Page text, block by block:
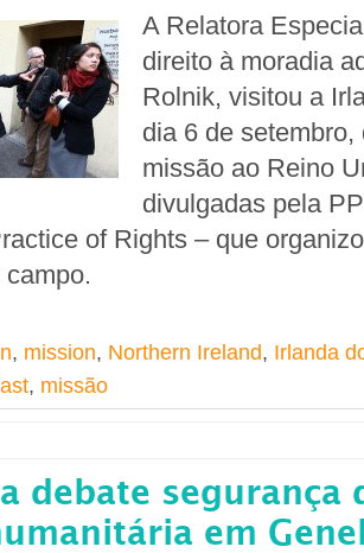
A Relatora
direito à moradia
Rolnik, visitou a
dia 6 de setembro,
missão ao Reino
divulgadas pela
of Rights – que
, mission, Northern Ireland, Irlanda
, missão
debate segurança
em